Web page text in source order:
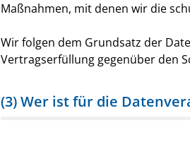
Maßnahmen, mit denen wir die
Wir folgen dem Grundsatz der
Vertragserfüllung gegenüber den
(3) Wer ist für die